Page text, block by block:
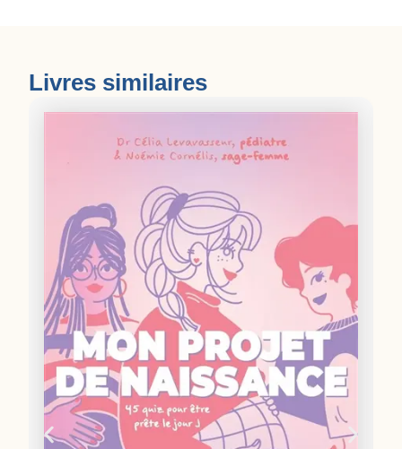
Livres similaires